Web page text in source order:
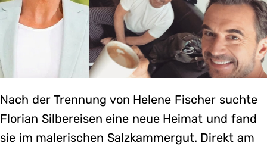
Nach der Trennung von Helene Fischer suchte
Florian Silbereisen eine neue Heimat und fand
sie im malerischen Salzkammergut. Direkt am